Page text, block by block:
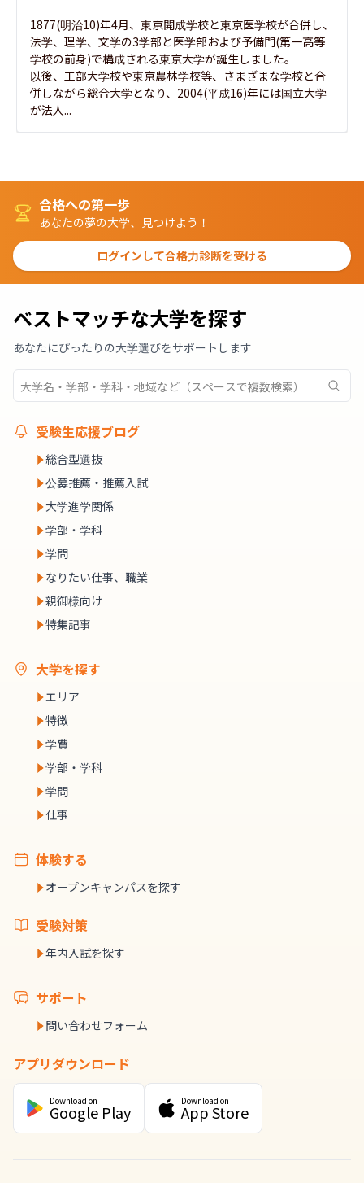
1877(明治10)年4月、東京開成学校と東京医学校が合併し、
法学、理学、文学の3学部と医学部および予備門(第一高等
学校の前身)で構成される東京大学が誕生しました。
以後、工部大学校や東京農林学校等、さまざまな学校と合
併しながら総合大学となり、2004(平成16)年には国立大学
が法人...
合格への第一歩
あなたの夢の大学、見つけよう！
ログインして合格力診断を受ける
ベストマッチな大学を探す
あなたにぴったりの大学選びをサポートします
受験生応援ブログ
総合型選抜
公募推薦・推薦入試
大学進学関係
学部・学科
学問
なりたい仕事、職業
親御様向け
特集記事
大学を探す
エリア
特徴
学費
学部・学科
学問
仕事
体験する
オープンキャンパスを探す
受験対策
年内入試を探す
サポート
問い合わせフォーム
アプリダウンロード
Download on
Google Play
Download on
App Store